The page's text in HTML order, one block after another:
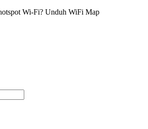
Wi-Fi? Unduh WiFi Map